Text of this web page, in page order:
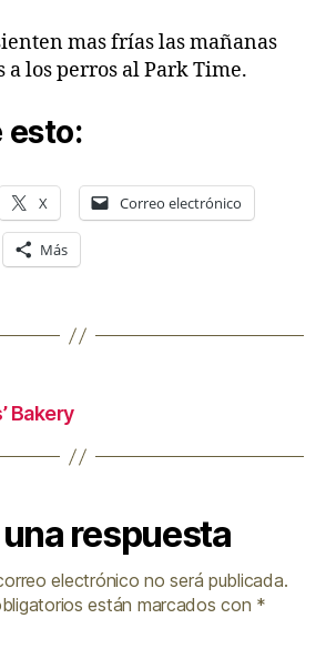
mas frías las mañanas
a los perros al Park Time.
esto:
X Correo electrónico
Más
Bakery
respuesta
electrónico no será publicada.
están marcados con *